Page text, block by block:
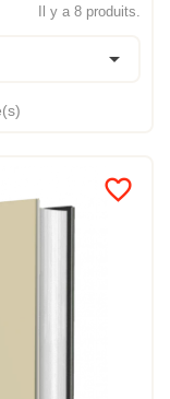
Il y a 8 produits.

favorite_border